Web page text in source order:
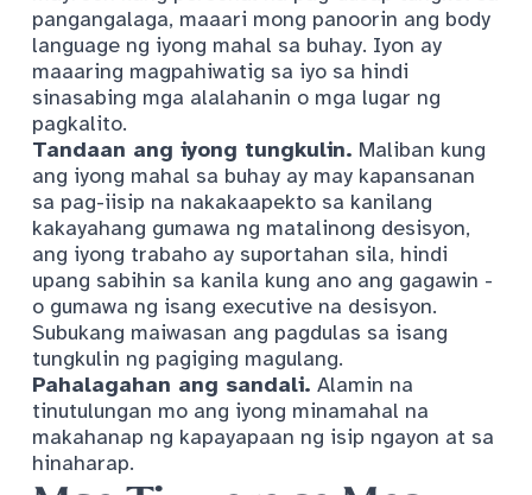
pangangalaga, maaari mong panoorin ang body
language ng iyong mahal sa buhay. Iyon ay
maaaring magpahiwatig sa iyo sa hindi
sinasabing mga alalahanin o mga lugar ng
pagkalito.
Tandaan ang iyong tungkulin. Maliban kung
ang iyong mahal sa buhay ay may kapansanan
sa pag-iisip na nakakaapekto sa kanilang
kakayahang gumawa ng matalinong desisyon,
ang iyong trabaho ay suportahan sila, hindi
upang sabihin sa kanila kung ano ang gagawin -
o gumawa ng isang executive na desisyon.
Subukang maiwasan ang pagdulas sa isang
tungkulin ng pagiging magulang.
Pahalagahan ang sandali. Alamin na
tinutulungan mo ang iyong minamahal na
makahanap ng kapayapaan ng isip ngayon at sa
hinaharap.